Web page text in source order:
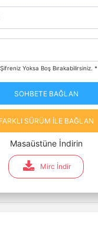
Yoksa Boş Bırakabilirsiniz. *
SOHBETE BAĞLAN
FARKLI SÜRÜM İLE BAĞLAN
Masaüstüne İndirin
Mirc İndir